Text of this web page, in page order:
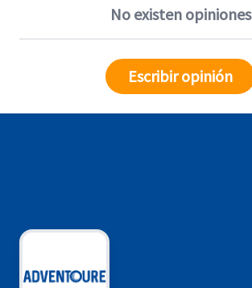
No existen opiniones
Escribir opinión